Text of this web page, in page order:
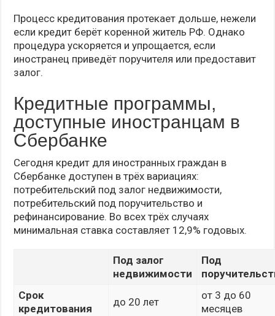
Процесс кредитования протекает дольше, нежели
если кредит берёт коренной житель РФ. Однако
процедура ускоряется и упрощается, если
иностранец приведёт поручителя или предоставит
залог.
Кредитные программы,
доступные иностранцам в
Сбербанке
Сегодня кредит для иностранных граждан в
Сбербанке доступен в трёх вариациях:
потребительский под залог недвижимости,
потребительский под поручительство и
рефинансирование. Во всех трёх случаях
минимальная ставка составляет 12,9% годовых.
Под залог
недвижимости
Под
Срок
кредитования
до 20 лет
от 3 до 60
месяцев